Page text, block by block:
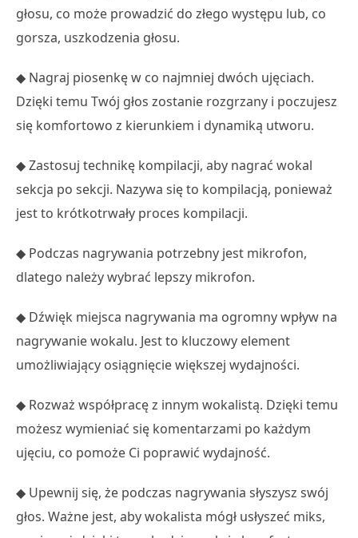
głosu, co może prowadzić do złego występu lub, co
gorsza, uszkodzenia głosu.
◆ Nagraj piosenkę w co najmniej dwóch ujęciach.
Dzięki temu Twój głos zostanie rozgrzany i poczujesz
się komfortowo z kierunkiem i dynamiką utworu.
◆ Zastosuj technikę kompilacji, aby nagrać wokal
sekcja po sekcji. Nazywa się to kompilacją, ponieważ
jest to krótkotrwały proces kompilacji.
◆ Podczas nagrywania potrzebny jest mikrofon,
dlatego należy wybrać lepszy mikrofon.
◆ Dźwięk miejsca nagrywania ma ogromny wpływ na
nagrywanie wokalu. Jest to kluczowy element
umożliwiający osiągnięcie większej wydajności.
◆ Rozważ współpracę z innym wokalistą. Dzięki temu
możesz wymieniać się komentarzami po każdym
ujęciu, co pomoże Ci poprawić wydajność.
◆ Upewnij się, że podczas nagrywania słyszysz swój
głos. Ważne jest, aby wokalista mógł usłyszeć miks,